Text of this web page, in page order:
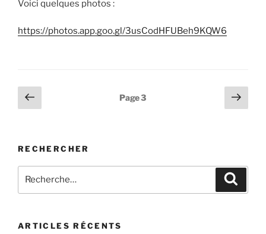
Voici quelques photos :
https://photos.app.goo.gl/3usCodHFUBeh9KQW6
Pagination
des
Page
précédente
Page3
Page
RECHERCHER
pour
ARTICLES RÉCENTS